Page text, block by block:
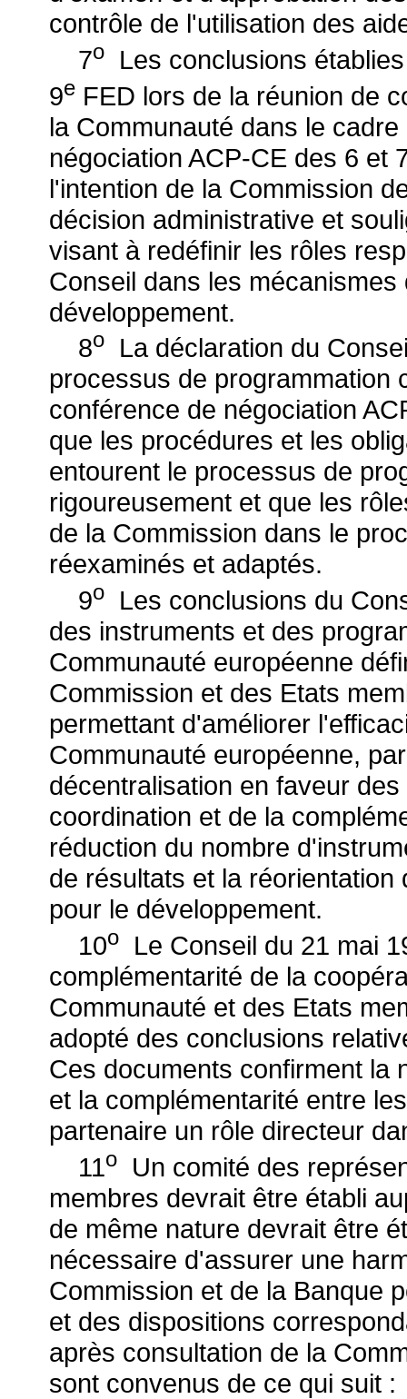
contrôle de l'utilisation des
7o
Les conclusions
9e FED lors de la réunion de
la Communauté dans le
négociation ACP-CE des 6 et
l'intention de la Commission
décision administrative et
visant à redéfinir les rôles
Conseil dans les
développement.
8o
La déclaration du
processus de programmation
conférence de négociation
que les procédures et les
entourent le processus de
rigoureusement et que les
de la Commission dans le
réexaminés et adaptés.
9o
Les conclusions du
des instruments et des
Communauté européenne
Commission et des Etats
permettant d'améliorer
Communauté européenne,
décentralisation en faveur
coordination et de la
réduction du nombre
de résultats et la
pour le développement.
10o
Le Conseil du 21 mai
complémentarité de la
Communauté et des Etats
adopté des conclusions
Ces documents confirment la
et la complémentarité entre
partenaire un rôle directeur
11o
Un comité des
membres devrait être établi
de même nature devrait être
nécessaire d'assurer une
Commission et de la Banque
et des dispositions
après consultation de la
sont convenus de ce qui suit :